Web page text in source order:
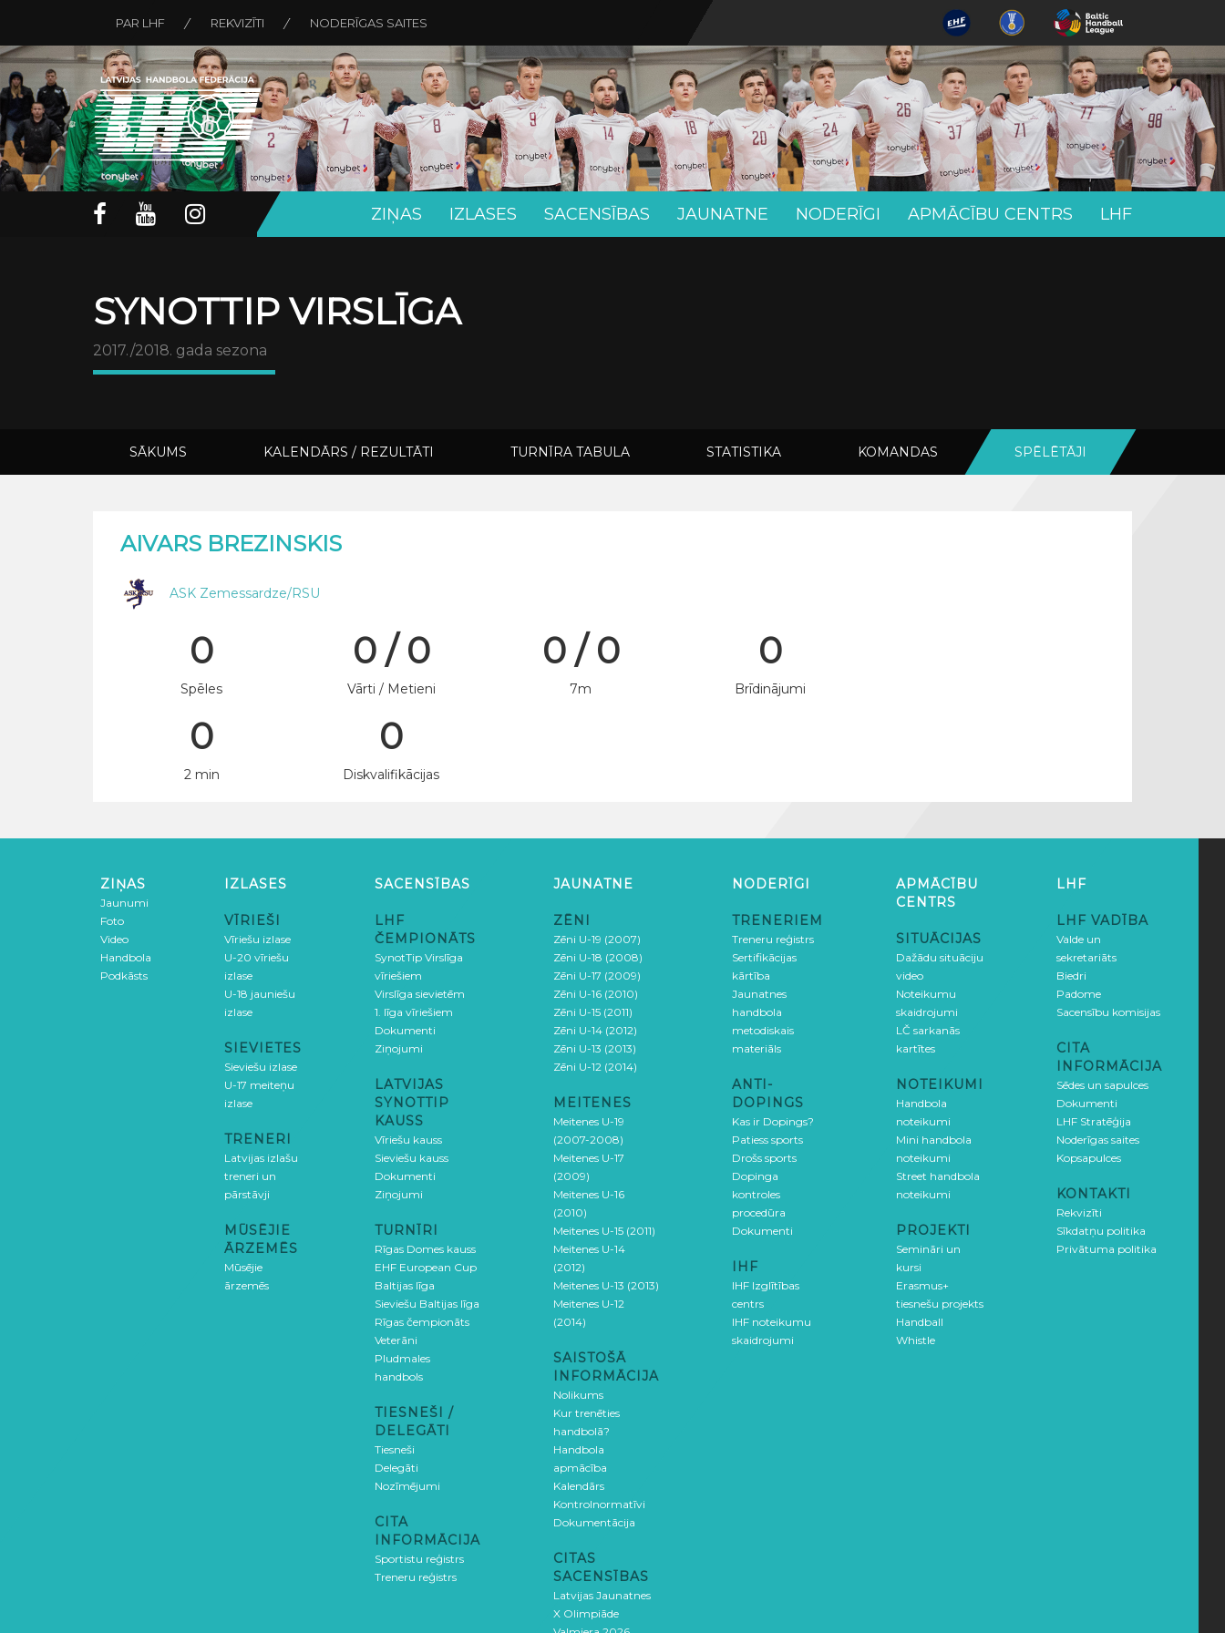
PAR LHF REKVIZĪTI NODERĪGAS SAITES
ZIŅAS IZLASES SACENSĪBAS JAUNATNE NODERĪGI APMĀCĪBU CENTRS LHF
SYNOTTIP VIRSLĪGA
2017./2018. gada sezona
SĀKUMS KALENDĀRS / REZULTĀTI TURNĪRA TABULA STATISTIKA KOMANDAS SPĒLĒTĀJI
AIVARS BREZINSKIS
ASK Zemessardze/RSU
0
Spēles
0 / 0
Vārti / Metieni
0 / 0
7m
0
Brīdinājumi
0
2 min
0
Diskvalifikācijas
ZIŅAS
Jaunumi
Foto
Video
Handbola
Podkāsts
IZLASES
VĪRIEŠI
Vīriešu izlase
U-20 vīriešu
izlase
U-18 jauniešu
izlase
SIEVIETES
Sieviešu izlase
U-17 meiteņu
izlase
TRENERI
Latvijas izlašu
treneri un
pārstāvji
MŪSĒJIE
ĀRZEMĒS
Mūsējie
ārzemēs
SACENSĪBAS
LHF
ČEMPIONĀTS
SynotTip Virslīga
vīriešiem
Virslīga sievietēm
1. līga vīriešiem
Dokumenti
Ziņojumi
LATVIJAS
SYNOTTIP
KAUSS
Vīriešu kauss
Sieviešu kauss
Dokumenti
Ziņojumi
TURNĪRI
Rīgas Domes kauss
EHF European Cup
Baltijas līga
Sieviešu Baltijas līga
Rīgas čempionāts
Veterāni
Pludmales
handbols
TIESNEŠI /
DELEGĀTI
Tiesneši
Delegāti
Nozīmējumi
CITA
INFORMĀCIJA
Sportistu reģistrs
Treneru reģistrs
JAUNATNE
ZĒNI
Zēni U-19 (2007)
Zēni U-18 (2008)
Zēni U-17 (2009)
Zēni U-16 (2010)
Zēni U-15 (2011)
Zēni U-14 (2012)
Zēni U-13 (2013)
Zēni U-12 (2014)
MEITENES
Meitenes U-19
(2007-2008)
Meitenes U-17
(2009)
Meitenes U-16
(2010)
Meitenes U-15 (2011)
Meitenes U-14
(2012)
Meitenes U-13 (2013)
Meitenes U-12
(2014)
SAISTOŠĀ
INFORMĀCIJA
Nolikums
Kur trenēties
handbolā?
Handbola
apmācība
Kalendārs
Kontrolnormatīvi
Dokumentācija
CITAS
SACENSĪBAS
Latvijas Jaunatnes
X Olimpiāde
NODERĪGI
TRENERIEM
Treneru reģistrs
Sertifikācijas
kārtība
Jaunatnes
handbola
metodiskais
materiāls
ANTI-
DOPINGS
Kas ir Dopings?
Patiess sports
Drošs sports
Dopinga
kontroles
procedūra
Dokumenti
IHF
IHF Izglītības
centrs
IHF noteikumu
skaidrojumi
APMĀCĪBU
CENTRS
SITUĀCIJAS
Dažādu situāciju
video
Noteikumu
skaidrojumi
LČ sarkanās
kartītes
NOTEIKUMI
Handbola
noteikumi
Mini handbola
noteikumi
Street handbola
noteikumi
PROJEKTI
Semināri un
kursi
Erasmus+
tiesnešu projekts
Handball
Whistle
LHF
LHF VADĪBA
Valde un
sekretariāts
Biedri
Padome
Sacensību komisijas
CITA
INFORMĀCIJA
Sēdes un sapulces
Dokumenti
LHF Stratēģija
Noderīgas saites
Kopsapulces
KONTAKTI
Rekvizīti
Sīkdatņu politika
Privātuma politika